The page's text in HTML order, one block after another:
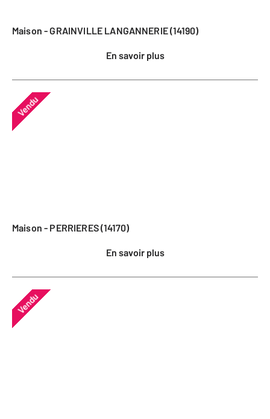
Maison - GRAINVILLE LANGANNERIE (14190)
En savoir plus
Vendu
Maison - PERRIERES (14170)
En savoir plus
Vendu